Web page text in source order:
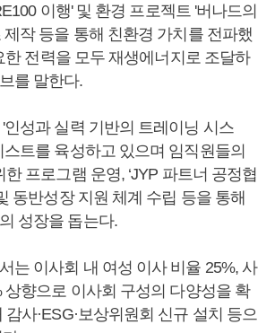
이행' 및 환경 프로젝트 '버나드의
작 등을 통해 친환경 가치를 전파했
한 전력을 모두 재생에너지로 조달하
를 말한다.
인성과 실력 기반의 트레이닝 시스
트를 육성하고 있으며 임직원들의
프로그램 운영, ‘JYP 파트너 공정협
동반성장 지원 체계 수립 등을 통해
성장을 돕는다.
는 이사회 내 여성 이사 비율 25%, 사
상향으로 이사회 구성의 다양성을 확
사·ESG·보상위원회 신규 설치 등으